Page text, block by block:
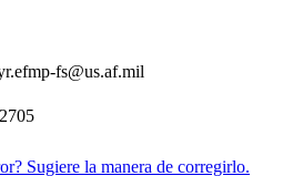
fs@us.af.mil
Sugiere la manera de corregirlo.